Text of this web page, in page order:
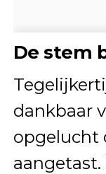
De stem
dankbaar
opgelucht